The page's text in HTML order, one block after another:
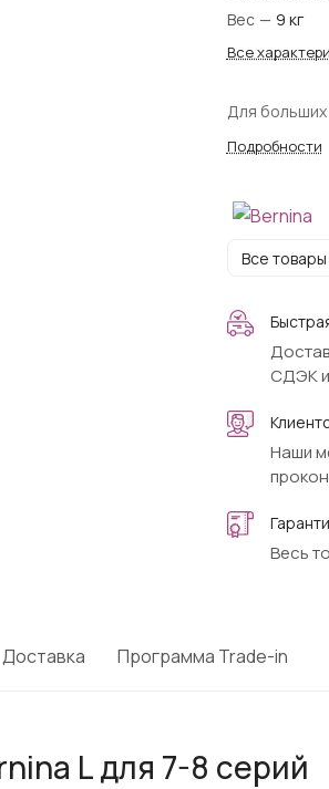
Вес — 9 кг
Все
Для больших
Подробности
Все
СДЭК
Наши
Весь
Доставка Программа Trade-in
L для 7-8 серий